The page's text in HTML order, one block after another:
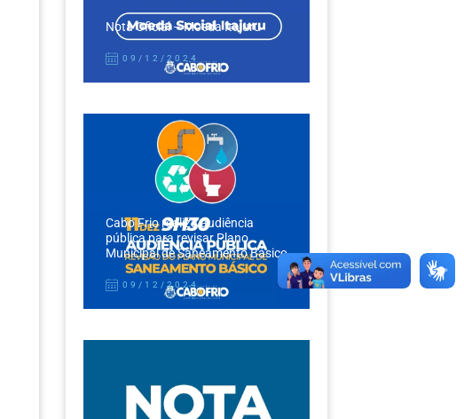
Nota Oficial – Moeda Itajuru
09/12/2024
Cabo Frio realiza audiência
pública para revisar Plano
Municipal de Saneamento Básico
09/12/2024